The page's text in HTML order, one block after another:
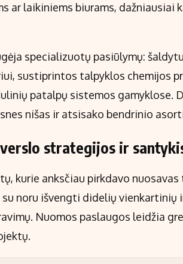
ar laikiniems biurams, dažniausiai
specializuotų pasiūlymų:
sustiprintos talpyklos chemijos
patalpų sistemos gamyklose.
nišas ir atsisako bendrinio
strategijos ir
kurie anksčiau pirkdavo
su noru išvengti didelių vienkartinių
Nuomos paslaugos leidžia